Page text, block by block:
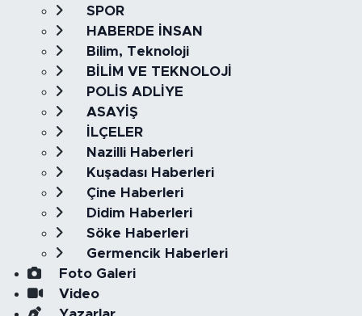
SPOR
HABERDE İNSAN
Bilim, Teknoloji
BİLİM VE TEKNOLOJİ
POLİS ADLİYE
ASAYİŞ
İLÇELER
Nazilli Haberleri
Kuşadası Haberleri
Çine Haberleri
Didim Haberleri
Söke Haberleri
Germencik Haberleri
Foto Galeri
Video